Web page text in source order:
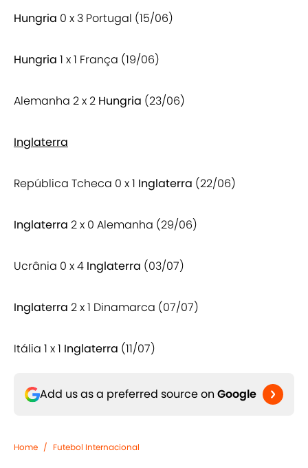
Hungria 0 x 3 Portugal (15/06)
Hungria 1 x 1 França (19/06)
Alemanha 2 x 2 Hungria (23/06)
Inglaterra
República Tcheca 0 x 1 Inglaterra (22/06)
Inglaterra 2 x 0 Alemanha (29/06)
Ucrânia 0 x 4 Inglaterra (03/07)
Inglaterra 2 x 1 Dinamarca (07/07)
Itália 1 x 1 Inglaterra (11/07)
Add us as a preferred source on Google
Home / Futebol Internacional